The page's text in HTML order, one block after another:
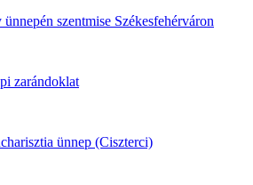
szentmise Székesfehérváron
zarándoklat
ünnep (Ciszterci)